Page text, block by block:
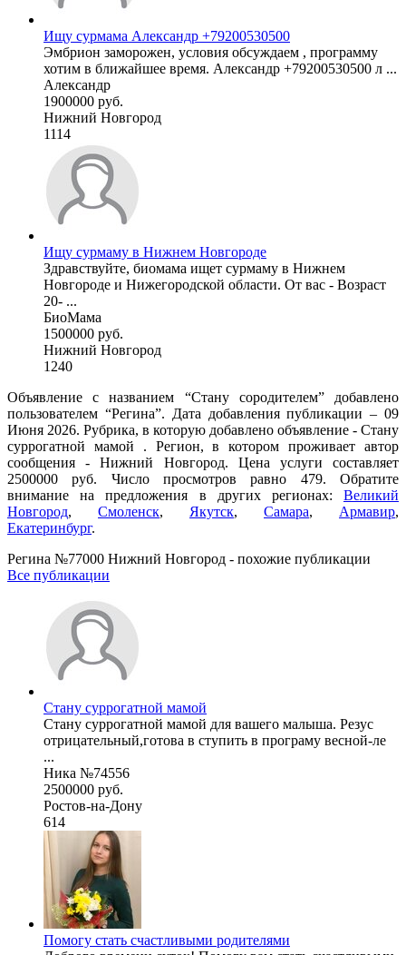
Ищу сурмама Александр +79200530500
Эмбрион заморожен, условия обсуждаем , программу
хотим в ближайшее время. Александр +79200530500 л ...
Александр
1900000 руб.
Нижний Новгород
1114
Ищу сурмаму в Нижнем Новгороде
Здравствуйте, биомама ищет сурмаму в Нижнем
Новгороде и Нижегородской области. От вас - Возраст
20- ...
БиоМама
1500000 руб.
Нижний Новгород
1240
Объявление с названием “Стану сородителем” добавлено
пользователем “Регина”. Дата добавления публикации – 09
Июня 2026. Рубрика, в которую добавлено объявление - Cтану
суррогатной мамой . Регион, в котором проживает автор
сообщения - Нижний Новгород. Цена услуги составляет
2500000 руб. Число просмотров равно 479. Обратите
внимание на предложения в других регионах: Великий
Новгород, Смоленск, Якутск, Самара, Армавир,
Екатеринбург.
Регина №77000 Нижний Новгород - похожие публикации
Все публикации
Стану суррогатной мамой
Стану суррогатной мамой для вашего малыша. Резус
отрицательный,готова в ступить в програму весной-ле
...
Ника №74556
2500000 руб.
Ростов-на-Дону
614
Помогу стать счастливыми родителями